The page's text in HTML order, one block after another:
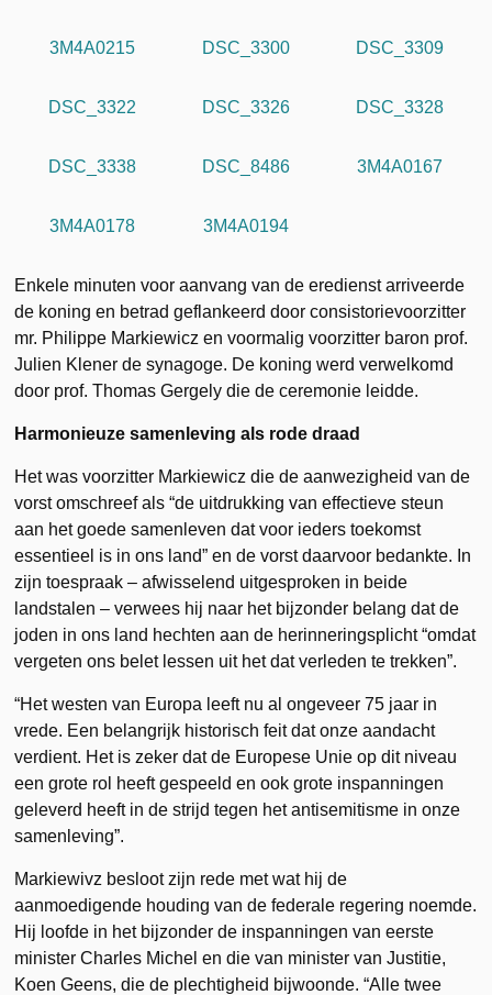
3M4A0215 DSC_3300 DSC_3309
DSC_3322 DSC_3326 DSC_3328
DSC_3338 DSC_8486 3M4A0167
3M4A0178 3M4A0194
Enkele minuten voor aanvang van de eredienst arriveerde
de koning en betrad geflankeerd door consistorievoorzitter
mr. Philippe Markiewicz en voormalig voorzitter baron prof.
Julien Klener de synagoge. De koning werd verwelkomd
door prof. Thomas Gergely die de ceremonie leidde.
Harmonieuze samenleving als rode draad
Het was voorzitter Markiewicz die de aanwezigheid van de
vorst omschreef als “de uitdrukking van effectieve steun
aan het goede samenleven dat voor ieders toekomst
essentieel is in ons land” en de vorst daarvoor bedankte. In
zijn toespraak – afwisselend uitgesproken in beide
landstalen – verwees hij naar het bijzonder belang dat de
joden in ons land hechten aan de herinneringsplicht “omdat
vergeten ons belet lessen uit het dat verleden te trekken”.
“Het westen van Europa leeft nu al ongeveer 75 jaar in
vrede. Een belangrijk historisch feit dat onze aandacht
verdient. Het is zeker dat de Europese Unie op dit niveau
een grote rol heeft gespeeld en ook grote inspanningen
geleverd heeft in de strijd tegen het antisemitisme in onze
samenleving”.
Markiewivz besloot zijn rede met wat hij de
aanmoedigende houding van de federale regering noemde.
Hij loofde in het bijzonder de inspanningen van eerste
minister Charles Michel en die van minister van Justitie,
Koen Geens, die de plechtigheid bijwoonde. “Alle twee